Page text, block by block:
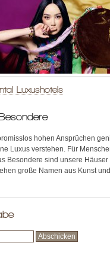
Luxushotels
hohen Ansprüchen
Luxus verstehen. Für
Besondere sind unsere
große Namen aus Kunst und